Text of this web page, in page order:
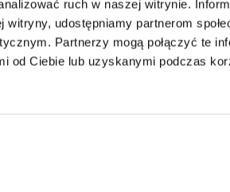
ruch w naszej witrynie.
witryny, udostępniamy partnerom
Partnerzy mogą połączyć te
od Ciebie lub uzyskanymi podczas